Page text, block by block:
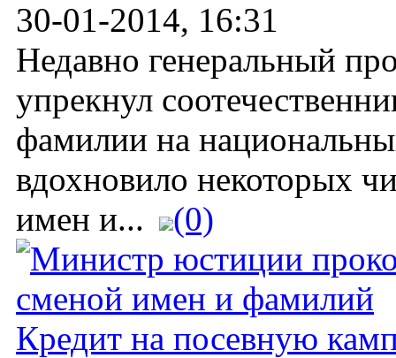
30-01-2014, 16:31
Недавно генеральный
упрекнул
фамилии на
вдохновило некоторых
имен и...
(0)
Кредит на посевную